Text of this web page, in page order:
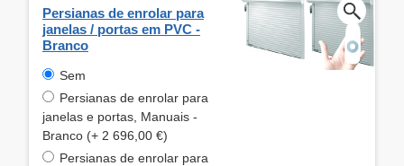
Persianas de enrolar para
janelas / portas em PVC -
Branco
Sem
Persianas de enrolar para
janelas e portas, Manuais -
Branco (+ 2 696,00 €)
Persianas de enrolar para